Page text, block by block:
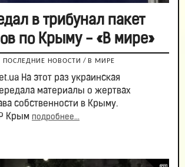
в трибунал пакет
по Крыму - «В мире»
ПОСЛЕДНИЕ НОВОСТИ / В МИРЕ
На этот раз украинская
материалы о жертвах
собственности в Крыму.
Крым подробнее...